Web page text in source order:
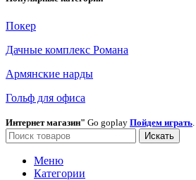
Покер
Дачные комплекс Романа
Армянские нарды
Гольф для офиса
Интернет магазин" Go goplay Пойдем играть
Искать
Меню
Категории